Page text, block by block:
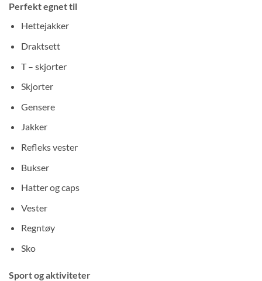
Perfekt egnet til
Hettejakker
Draktsett
T – skjorter
Skjorter
Gensere
Jakker
Refleks vester
Bukser
Hatter og caps
Vester
Regntøy
Sko
Sport og aktiviteter